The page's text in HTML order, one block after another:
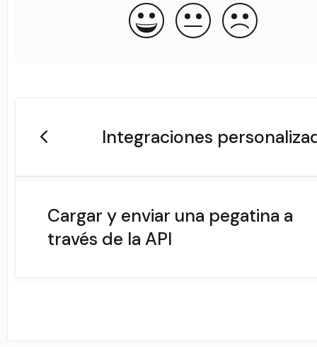
Integraciones
Cargar y enviar una pegatina a
través de la API